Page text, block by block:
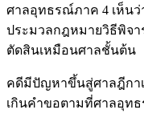
ศาลอุทธรณ์ภาค 4 เห็นว่
ประมวลกฎหมายวิธีพิจา
ตัดสินเหมือนศาลชั้นต้น
คดีมีปัญหาขึ้นสู่ศาลฎีกาเ
เกินคำขอตามที่ศาลอุท